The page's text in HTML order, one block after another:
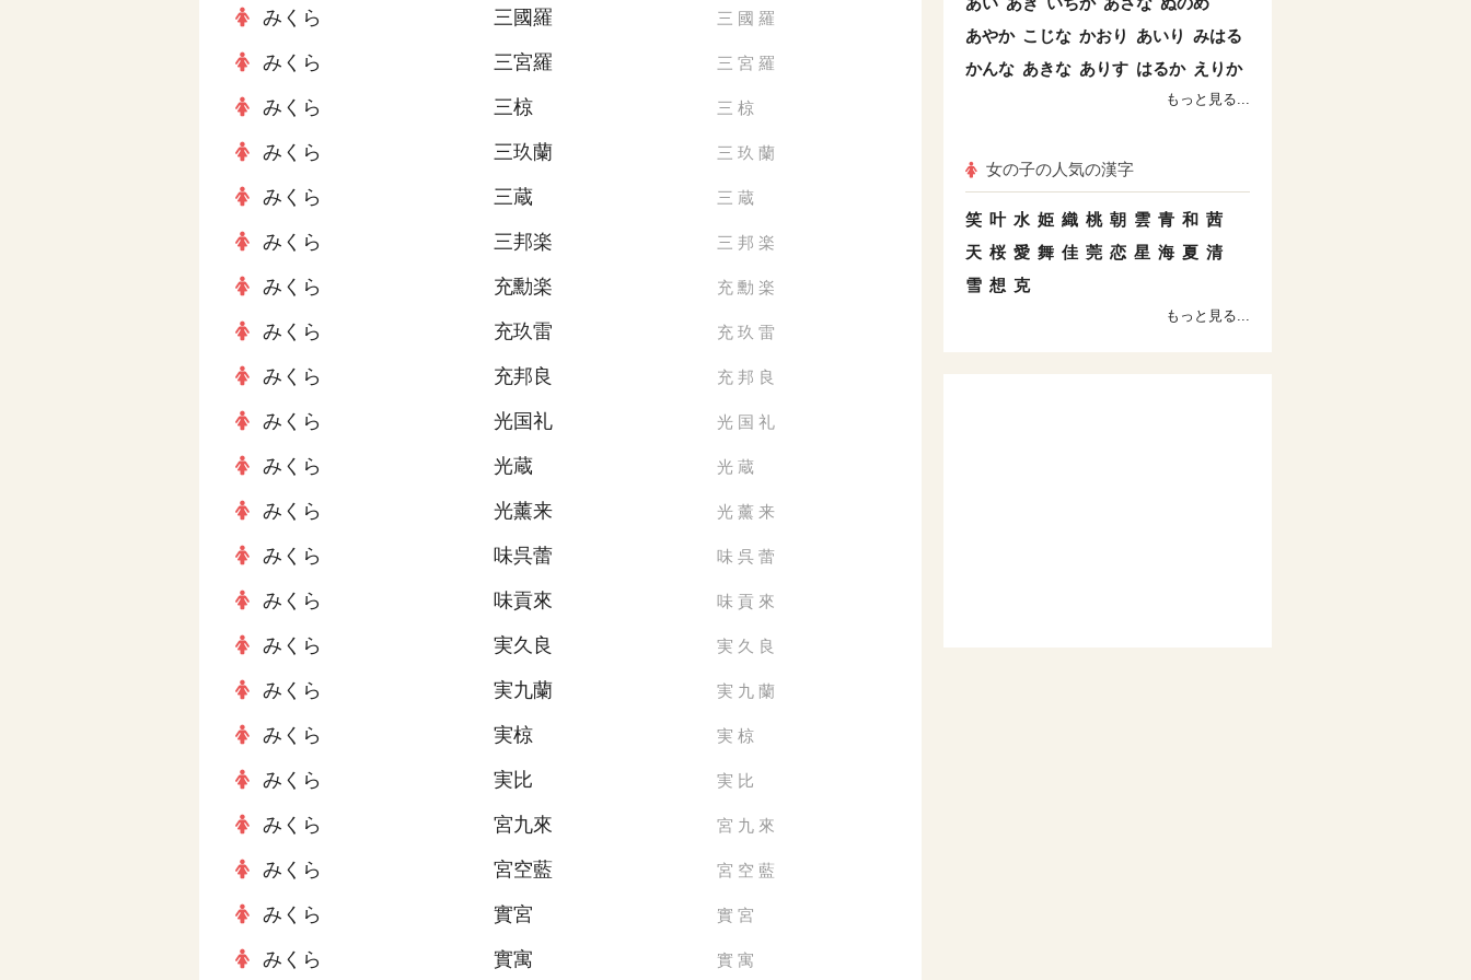
みくら 三國羅 三 國 羅
みくら 三宮羅 三 宮 羅
みくら 三椋 三 椋
みくら 三玖蘭 三 玖 蘭
みくら 三蔵 三 蔵
みくら 三邦楽 三 邦 楽
みくら 充勳楽 充 勳 楽
みくら 充玖雷 充 玖 雷
みくら 充邦良 充 邦 良
みくら 光国礼 光 国 礼
みくら 光蔵 光 蔵
みくら 光薰来 光 薰 来
みくら 味呉蕾 味 呉 蕾
みくら 味貢來 味 貢 來
みくら 実久良 実 久 良
みくら 実九蘭 実 九 蘭
みくら 実椋 実 椋
みくら 実比 実 比
みくら 宮九來 宮 九 來
みくら 宮空藍 宮 空 藍
みくら 實宮 實 宮
みくら 實寓 實 寓
あやか こじな かおり あいり みはる
かんな あきな ありす はるか えりか
もっと見る...
女の子の人気の漢字
笑 叶 水 姫 織 桃 朝 雲 青 和 茜
天 桜 愛 舞 佳 莞 恋 星 海 夏 清
雪 想 克
もっと見る...